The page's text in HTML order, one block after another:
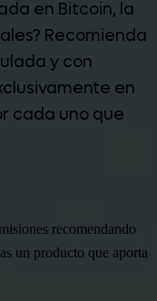
en Bitcoin, la
Recomienda
y con
en
cada uno que
recomendando
un producto que aporta